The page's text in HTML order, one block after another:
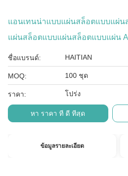
แอนเทนน่าแบบแผ่นสล็อตแบบแผ่
แผ่นสล็อตแบบแผ่นสล็อตแบบแผ่น
ชื่อแบรนด์: HAITIAN
MOQ: 100 ชุด
ราคา: โปร่ง
หา ราคา ที่ ดี ที่สุด
ข้อมูลรายละเอียด